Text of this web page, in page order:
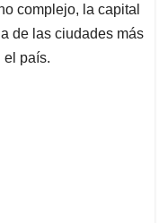
complejo, la capital
de las ciudades más
el país.